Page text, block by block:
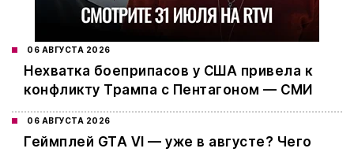
06 АВГУСТА 2026
Нехватка боеприпасов у США привела к
конфликту Трампа с Пентагоном — СМИ
06 АВГУСТА 2026
Геймплей GTA VI — уже в августе? Чего